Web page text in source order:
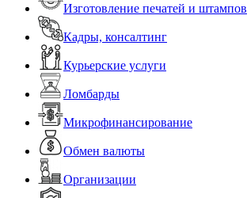
Изготовление печатей и штампов
Кадры, консалтинг
Курьерские услуги
Ломбарды
Микрофинансирование
Обмен валюты
Организации